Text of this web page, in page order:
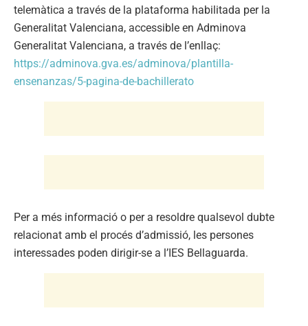
telemàtica a través de la plataforma habilitada per la
Generalitat Valenciana, accessible en Adminova
Generalitat Valenciana, a través de l’enllaç:
https://adminova.gva.es/adminova/plantilla-
ensenanzas/5-pagina-de-bachillerato
Per a més informació o per a resoldre qualsevol dubte
relacionat amb el procés d’admissió, les persones
interessades poden dirigir-se a l’IES Bellaguarda.